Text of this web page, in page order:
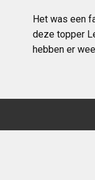
Het was een
deze topper
hebben er